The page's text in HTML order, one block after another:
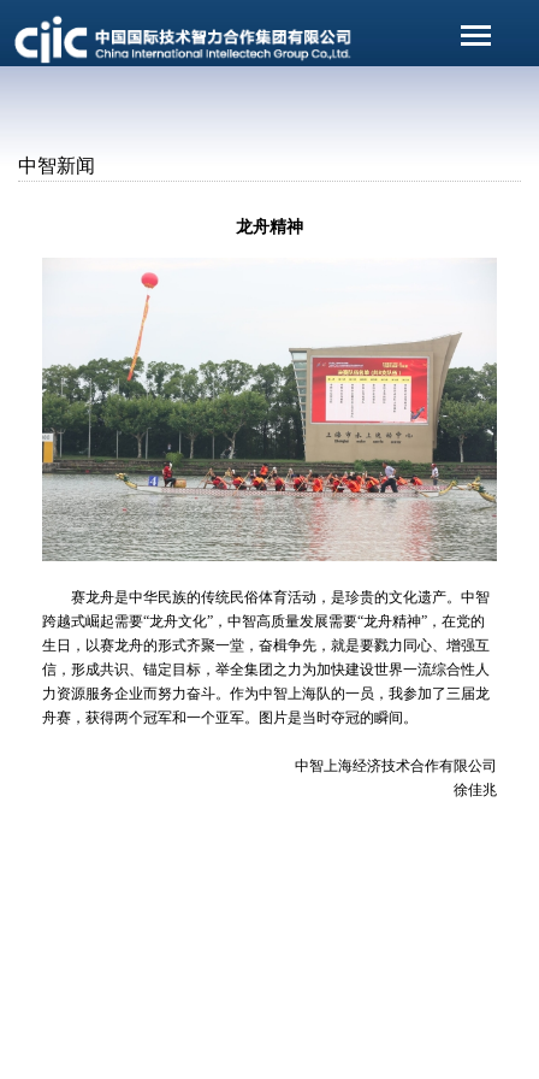
中智新闻
龙舟精神
赛龙舟是中华民族的传统民俗体育活动，是珍贵的文化遗产。中智
跨越式崛起需要“龙舟文化”，中智高质量发展需要“龙舟精神”，在党的
生日，以赛龙舟的形式齐聚一堂，奋楫争先，就是要戮力同心、增强互
信，形成共识、锚定目标，举全集团之力为加快建设世界一流综合性人
力资源服务企业而努力奋斗。作为中智上海队的一员，我参加了三届龙
舟赛，获得两个冠军和一个亚军。图片是当时夺冠的瞬间。
中智上海经济技术合作有限公司
徐佳兆